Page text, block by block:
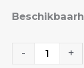
-
Waterdecal
+